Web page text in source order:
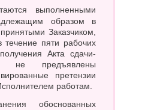
образом в
Заказчиком,
течение пяти рабочих
Акта сдачи-
не предъявлены
претензии
работам.